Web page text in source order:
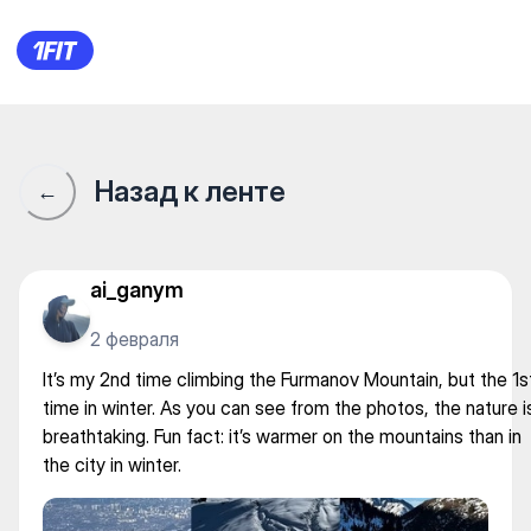
SHYŃ — Tourism
← Назад к ленте
ai_ganym
2 февраля
It’s my 2nd time climbing the Furmanov Mountain, but the
time in winter. As you can see from the photos, the nature
breathtaking. Fun fact: it’s warmer on the mountains than in
the city in winter.